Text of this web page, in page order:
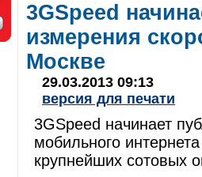
3GSpeed
измерения
Москве
29.03.2013 09:13
версия для печати
3GSpeed начинает
мобильного
крупнейших